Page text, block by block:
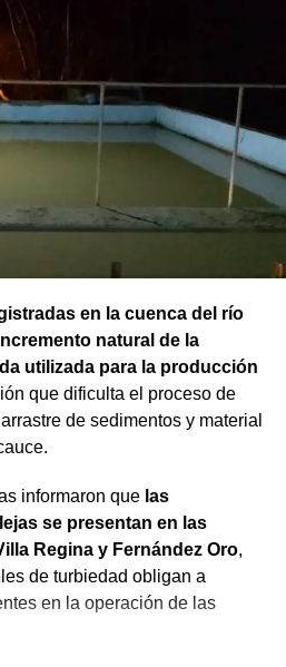
en la cuenca del río
natural de la
utilizada para la producción
que dificulta el proceso de
de sedimentos y material
informaron que las
se presentan en las
Regina y Fernández Oro,
de turbiedad obligan a
en la operación de las